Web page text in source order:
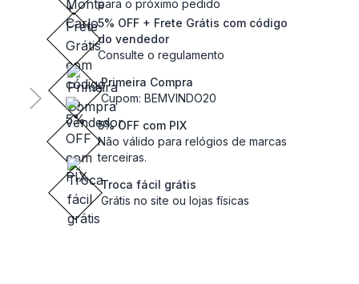
para o próximo pedido
5% OFF + Frete Grátis com código
do vendedor
Consulte o regulamento
Primeira Compra
Cupom: BEMVINDO20
5% OFF com PIX
Não válido para relógios de marcas
terceiras.
Troca fácil grátis
Grátis no site ou lojas físicas